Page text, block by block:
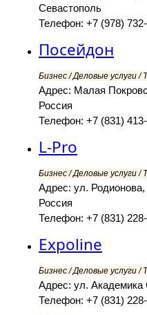
Севастополь
Телефон: +7 (978)
Посейдон
Бизнес / Деловые услуги /
Адрес: Малая
Россия
Телефон: +7 (831)
L-Pro
Бизнес / Деловые услуги /
Адрес: ул.
Россия
Телефон: +7 (831)
Expoline
Бизнес / Деловые услуги /
Адрес: ул. Академика
Телефон: +7 (831)